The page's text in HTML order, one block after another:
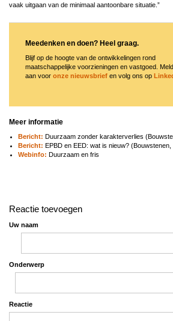
vaak uitgaan van de minimaal aantoonbare situatie.”
Meedenken en doen? Heel graag.
Blijf op de hoogte van de ontwikkelingen rond
maatschappelijke voorzieningen en vastgoed.
aan voor onze nieuwsbrief en volg ons op
Meer informatie
Bericht: Duurzaam zonder karakterverlies
Bericht: EPBD en EED: wat is nieuw? (Bouwstenen,
Webinfo: Duurzaam en fris
Reactie toevoegen
Uw naam
Onderwerp
Reactie